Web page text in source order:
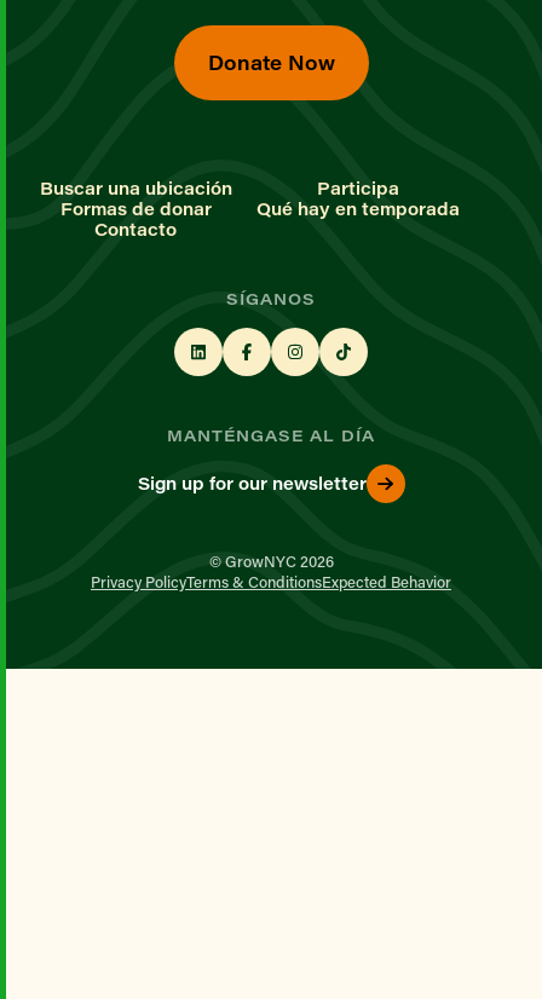
Donate Now
Buscar una ubicación
Participa
Formas de donar
Qué hay en temporada
Contacto
SÍGANOS
MANTÉNGASE AL DÍA
Sign up for our newsletter
© GrowNYC 2026
Privacy PolicyTerms & ConditionsExpected Behavior